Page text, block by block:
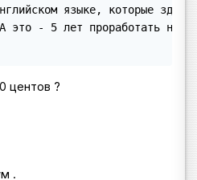
языке, которые
- 5 лет проработать
центов ?
.